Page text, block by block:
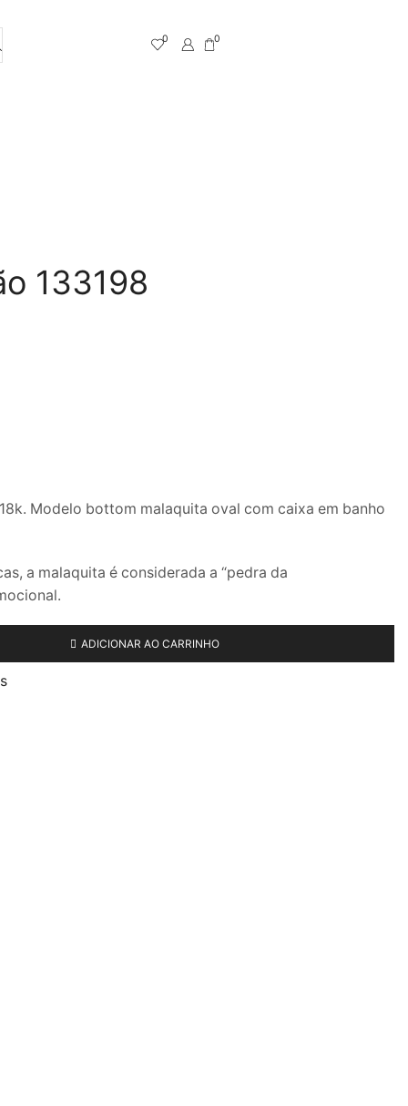
0 0
133198
Modelo bottom malaquita oval com caixa em banho
a malaquita é considerada a “pedra da
ADICIONAR AO CARRINHO